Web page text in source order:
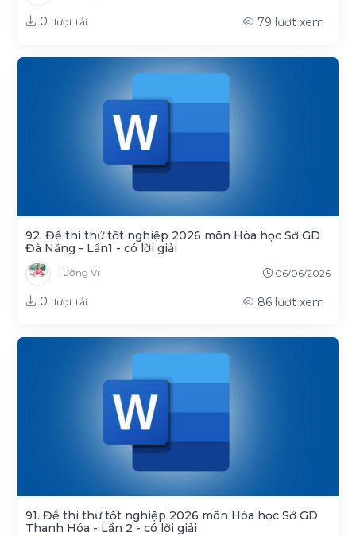
0 lượt tải 79 lượt xem
92. Đề thi thử tốt nghiệp 2026 môn Hóa học Sở GD
Đà Nẵng - Lần1 - có lời giải
Tường Vi 06/06/2026
0 lượt tải 86 lượt xem
91. Đề thi thử tốt nghiệp 2026 môn Hóa học Sở GD
Thanh Hóa - Lần 2 - có lời giải